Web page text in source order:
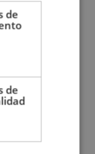
los
de
y
de
de